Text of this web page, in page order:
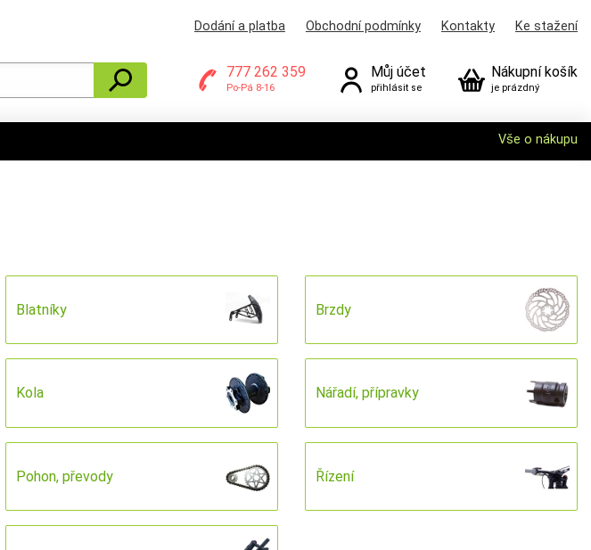
Dodání a platba Obchodní podmínky Kontakty Ke stažení
777 262 359
Po-Pá 8-16
Můj účet
přihlásit se
Nákupní košík
je prázdný
Vše o nákupu
Blatníky Brzdy
Kola Nářadí, přípravky
Pohon, převody Řízení